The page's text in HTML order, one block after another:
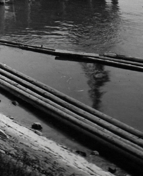
II.
és szivattyútelepének építése. Háttérben balra a Lajos utcai óbudai polgári leányiskola épülete (később Than Károly Ökoiskola).